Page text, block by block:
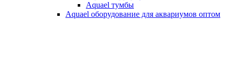
Aquael тумбы
Aquael оборудование для аквариумов оптом